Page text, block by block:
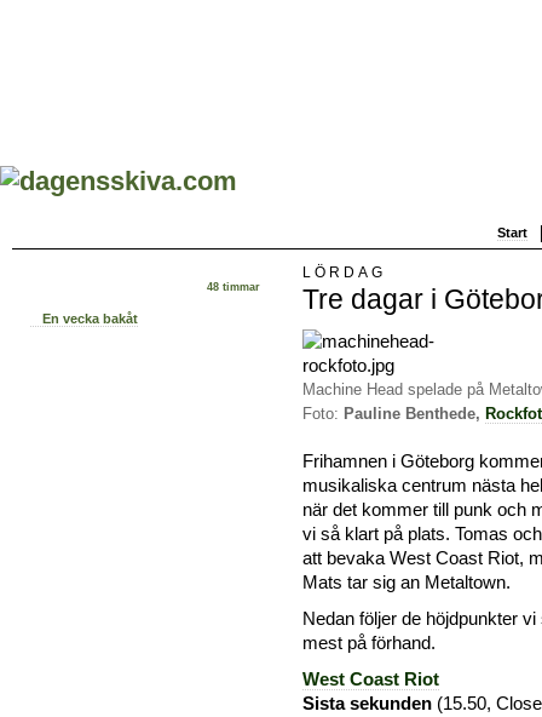
Start
48 timmar
En vecka bakåt
LÖRDAG
Tre dagar i
Machine Head spelade på
Foto: Pauline Benthede,
Frihamnen i Göteborg
musikaliska centrum nästa
när det kommer till punk och
vi så klart på plats. Tomas
att bevaka West Coast Riot,
Mats tar sig an Metaltown.
Nedan följer de höjdpunkter
mest på förhand.
West Coast Riot
Sista sekunden (15.50,